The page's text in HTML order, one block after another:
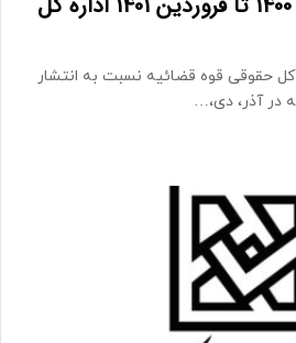
حقوقی قوه قضائیه نسبت به انتشار
در آذر، دی،…